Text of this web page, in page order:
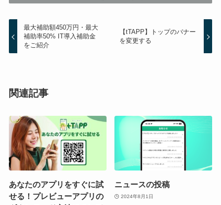
最大補助額450万円・最大
補助率50% IT導入補助金
をご紹介
【tTAPP】トップのバナー
を変更する
関連記事
あなたのアプリをすぐに試
せる！プレビューアプリの
ニュースの投稿
2024年8月1日